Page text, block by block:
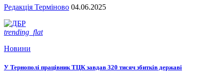
Редакція Терміново 04.06.2025
trending_flat
Новини
У Тернополі працівник ТЦК завдав 320 тисяч збитків державі